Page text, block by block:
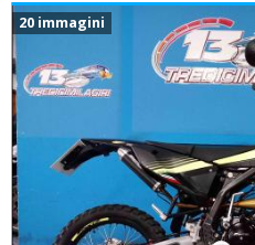
20 immagini